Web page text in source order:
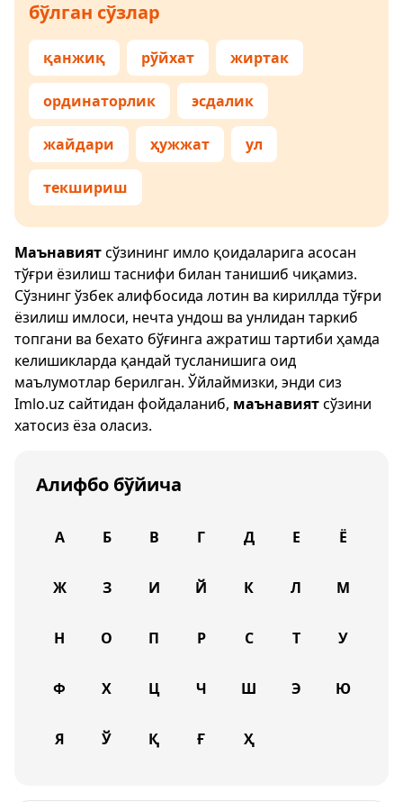
бўлган сўзлар
қанжиқ рўйхат жиртак
ординаторлик эсдалик
жайдари ҳужжат ул
текшириш
Маънавиятсўзининг имло қоидаларига асосан
тўғри ёзилиш таснифи билан танишиб чиқамиз.
Сўзнинг ўзбек алифбосида лотин ва кириллда тўғри
ёзилиш имлоси, нечта ундош ва унлидан таркиб
топгани ва бехато бўғинга ажратиш тартиби ҳамда
келишикларда қандай тусланишига оид
маълумотлар берилган. Ўйлаймизки, энди сиз
Imlo.uz сайтидан фойдаланиб, маънавиятсўзини
хатосиз ёза оласиз.
Алифбо бўйича
А Б В Г Д Е Ё
Ж З И Й К Л М
Н О П Р С Т У
Ф Х Ц Ч Ш Э Ю
Я Ў Қ Ғ Ҳ